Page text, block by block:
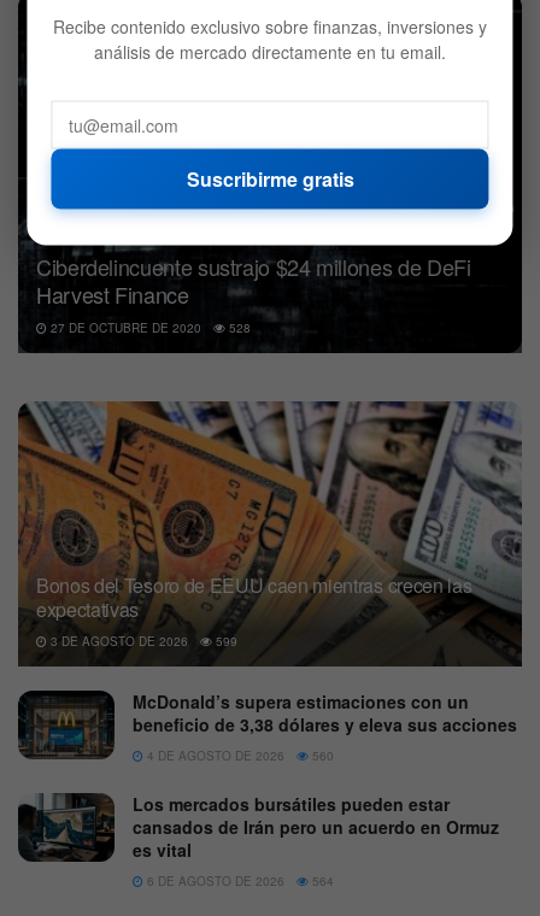
DEFI
Ciberdelincuente sustrajo $24 millones de DeFi
Harvest Finance
27 DE OCTUBRE DE 2020 528
Bonos del Tesoro de EEUU caen mientras crecen las
expectativas
3 DE AGOSTO DE 2026 599
McDonald’s supera estimaciones con un
beneficio de 3,38 dólares y eleva sus acciones
4 DE AGOSTO DE 2026 560
Los mercados bursátiles pueden estar
cansados de Irán pero un acuerdo en Ormuz
es vital
6 DE AGOSTO DE 2026 564
Recibe contenido exclusivo sobre finanzas, inversiones y
análisis de mercado directamente en tu email.
Suscribirme gratis